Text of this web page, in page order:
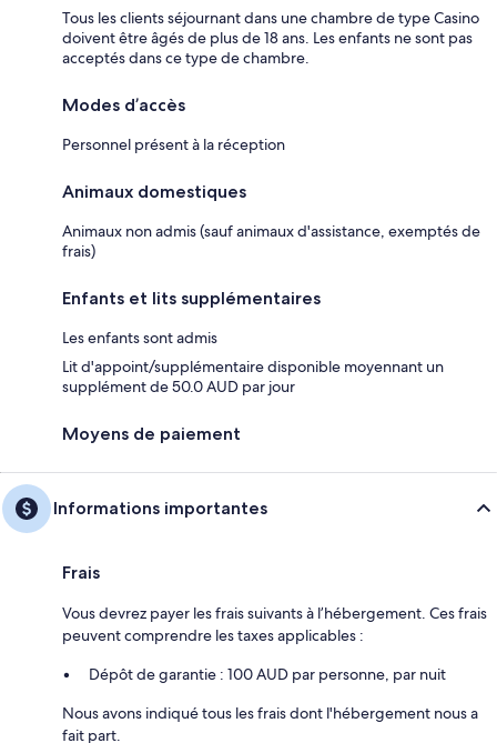
Tous les clients séjournant dans une chambre de type Casino
doivent être âgés de plus de 18 ans. Les enfants ne sont pas
acceptés dans ce type de chambre.
Modes d’accès
Personnel présent à la réception
Animaux domestiques
Animaux non admis (sauf animaux d'assistance, exemptés de
frais)
Enfants et lits supplémentaires
Les enfants sont admis
Lit d'appoint/supplémentaire disponible moyennant un
supplément de 50.0 AUD par jour
Moyens de paiement
Informations importantes
Frais
Vous devrez payer les frais suivants à l’hébergement. Ces frais
peuvent comprendre les taxes applicables :
Dépôt de garantie : 100 AUD par personne, par nuit
Nous avons indiqué tous les frais dont l'hébergement nous a
fait part.